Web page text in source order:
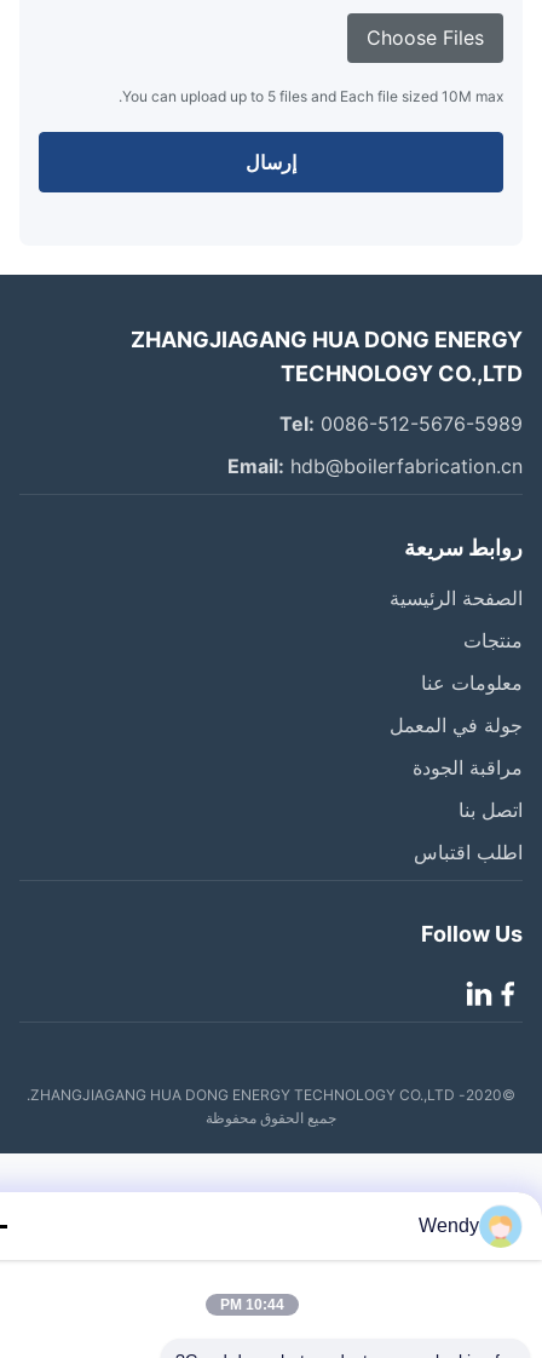
Choose Files
You can upload up to 5 files and Each file sized 10M max.
إرسال
ZHANGJIAGANG HUA DONG
TECHNOLOGY
Tel:0086-512-5676-
Email:
سريعة
الرئيسية
عنا
في المعمل
الجودة
بنا
اقتباس
Follow
©2020- ZHANGJIAGANG HUA DONG ENERGY TECHNOLOGY CO.,LTD.
جميع الحقوق محفوظة
Wendy
10:44 PM